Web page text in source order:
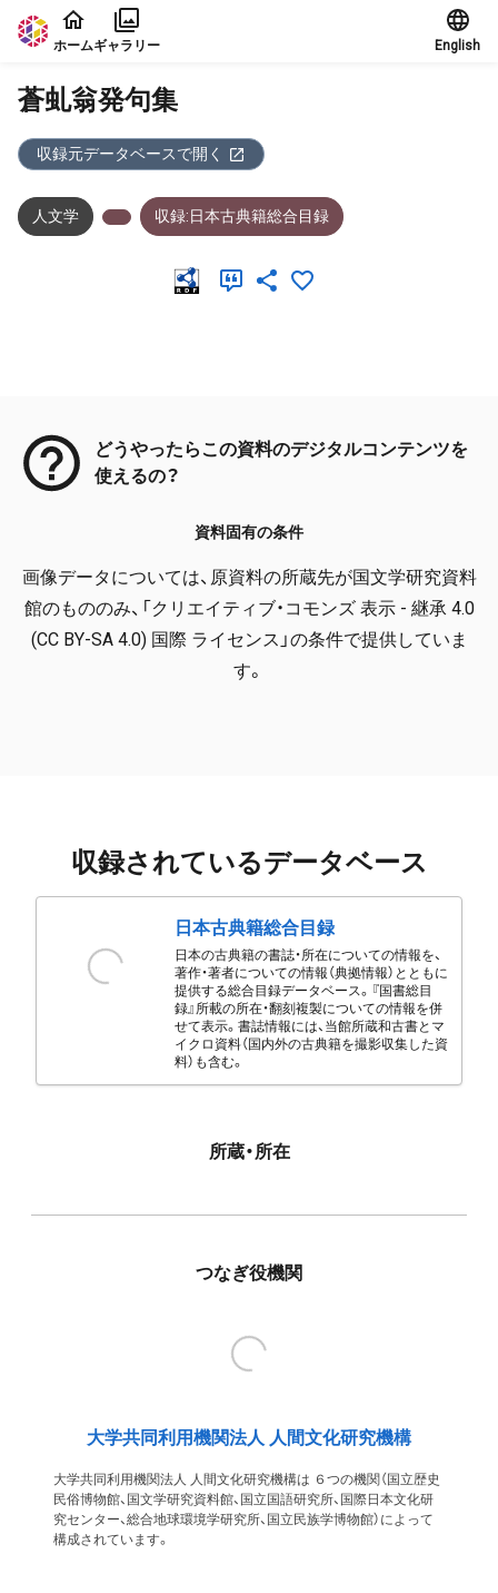
本文に飛ぶ
ホームギャラリー English
蒼虬翁発句集
収録元データベースで開く
人文学 収録:日本古典籍総合目録
どうやったらこの資料のデジタルコンテンツを
使えるの？
資料固有の条件
画像データについては、原資料の所蔵先が国文学研究資料
館のもののみ、「クリエイティブ・コモンズ 表示 - 継承 4.0
(CC BY-SA 4.0) 国際 ライセンス」の条件で提供していま
す。
収録されているデータベース
日本古典籍総合目録
日本の古典籍の書誌・所在についての情報を、
著作・著者についての情報（典拠情報）とともに
提供する総合目録データベース。『国書総目
録』所載の所在・翻刻複製についての情報を併
せて表示。書誌情報には、当館所蔵和古書とマ
イクロ資料（国内外の古典籍を撮影収集した資
料）も含む。
所蔵・所在
つなぎ役機関
大学共同利用機関法人 人間文化研究機構
大学共同利用機関法人 人間文化研究機構は ６つの機関（国立歴史
民俗博物館、国文学研究資料館、国立国語研究所、国際日本文化研
究センター、総合地球環境学研究所、国立民族学博物館）によって
構成されています。